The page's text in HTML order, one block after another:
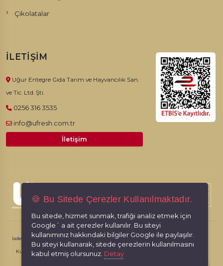
Çikolatalar
İLETIŞIM
Uğur Entegre Gıda Tarım ve Hayvancılık San.
ve Tic. Ltd. Şti.
0256 316 3535
info@ufresh.com.tr
İletişim
© 2026, Ufresh. Tüm hakları saklıdır.
İade İptal Şartları Kişisel Verilerin Korunması Gizlilik İlkeleri
Kullanım Koşulları
RabbitCMS
🍪 Bu Sitede Çerezler Kullanılmaktadır.
Bu sitede, hizmet sunmak, trafiği analiz etmek için
Google´ a ait çerezler kullanılır. Bu siteyi
kullanımınız hakkındaki bilgiler Google ile paylaşılır.
Bu siteyi kullanarak, sitede çerezlerin kullanılmasını
kabul etmiş olursunuz. Detay